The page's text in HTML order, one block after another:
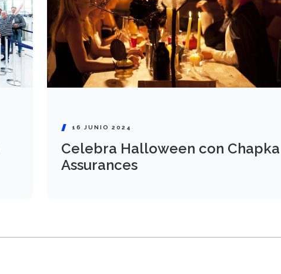
16 JUNIO 2024
Celebra Halloween con Chapka
Assurances